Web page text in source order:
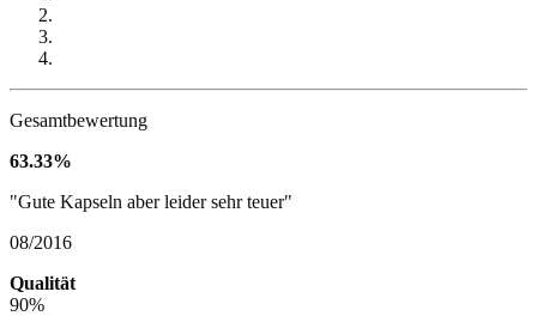
Gesamtbewertung
63.33%
"Gute Kapseln aber leider sehr teuer"
08/2016
Qualität
90%